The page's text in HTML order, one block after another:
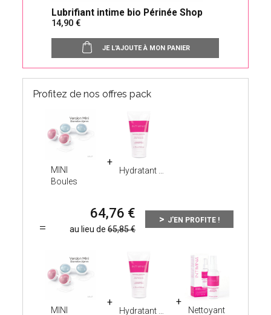
Lubrifiant intime bio Périnée Shop
14,90
JE L'AJOUTE À MON PANIER
Profitez de nos offres pack
MINI
Boules
Hydratant
64,76
au lieu de 65,85
J'EN PROFITE !
MINI
Hydratant
Nettoyant